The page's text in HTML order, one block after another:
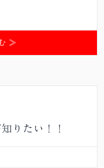
≫
りたい！！